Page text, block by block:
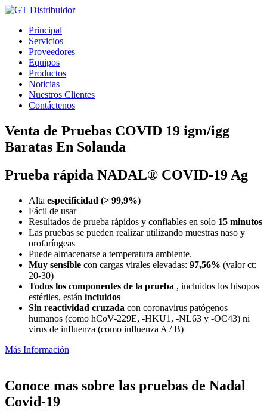
Ir
contenidoPrincipal
Servicios
Proveedores
Equipos
Productos
Noticias
Nuestros Clientes
Contáctenos
Venta de Pruebas COVID 19 igm/igg
Baratas En Solanda
Prueba rápida NADAL® COVID-19 Ag
Alta especificidad (> 99,9%)
Fácil de usar
Resultados de prueba rápidos y confiables en solo 15 minutos
Las pruebas se pueden realizar utilizando muestras naso y
orofaríngeas
Puede almacenarse a temperatura ambiente.
Muy sensible con cargas virales elevadas: 97,56% (valor ct:
20-30)
Todos los componentes de la prueba , incluidos los hisopos
estériles, están incluidos
Sin reactividad cruzada con coronavirus patógenos
humanos (como hCoV-229E, -HKU1, -NL63 y -OC43) ni
virus de influenza (como influenza A / B)
Más Información
Conoce mas sobre las pruebas de Nadal
Covid-19